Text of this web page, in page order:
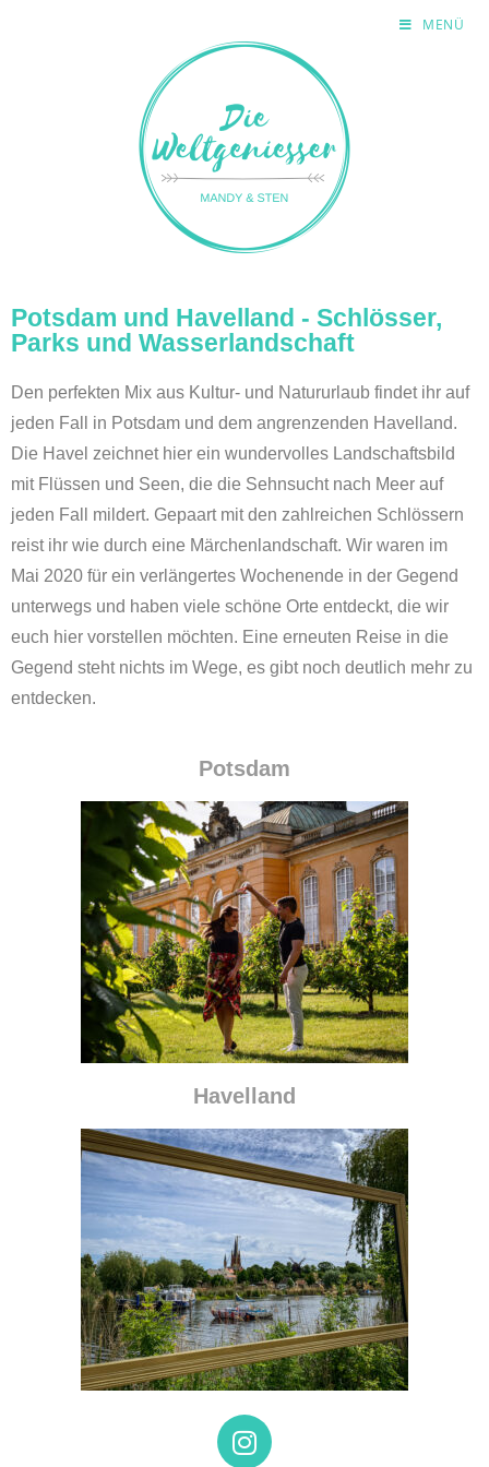
MENÜ
Potsdam und Havelland - Schlösser,
Parks und Wasserlandschaft
Den perfekten Mix aus Kultur- und Natururlaub findet ihr auf
jeden Fall in Potsdam und dem angrenzenden Havelland.
Die Havel zeichnet hier ein wundervolles Landschaftsbild
mit Flüssen und Seen, die die Sehnsucht nach Meer auf
jeden Fall mildert. Gepaart mit den zahlreichen Schlössern
reist ihr wie durch eine Märchenlandschaft. Wir waren im
Mai 2020 für ein verlängertes Wochenende in der Gegend
unterwegs und haben viele schöne Orte entdeckt, die wir
euch hier vorstellen möchten. Eine erneuten Reise in die
Gegend steht nichts im Wege, es gibt noch deutlich mehr zu
entdecken.
Potsdam
Havelland